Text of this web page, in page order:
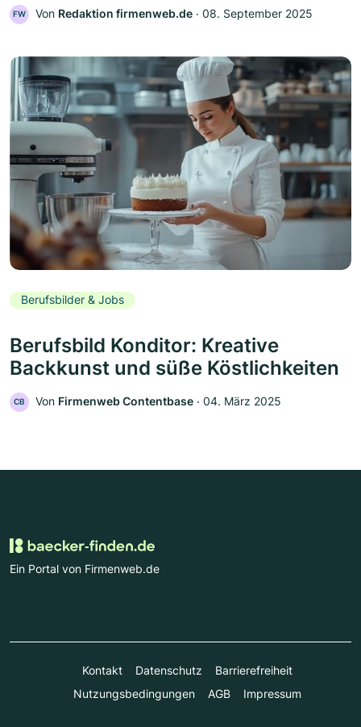
FW Von Redaktion firmenweb.de ‧ 08. September 2025
Berufsbilder & Jobs
Berufsbild Konditor: Kreative
Backkunst und süße Köstlichkeiten
CB Von Firmenweb Contentbase ‧ 04. März 2025
Ein Portal von Firmenweb.de
Kontakt Datenschutz
Barrierefreiheit
Nutzungsbedingungen
AGB Impressum